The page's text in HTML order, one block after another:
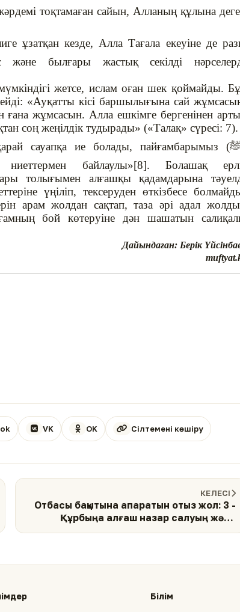
тоқтамаған сайын, Алланың құлына
ұзатқан кезде, Алла Тағала екеуіне де
және былғары жастық секілді
жетсе, ислам оған шек қоймайды.
«Ауқатты кісі баршылығына сай
ғана жұмсасын. Алла ешкімге бергенінен
соң жеңілдік тудырады» («Талақ» сүресі: 7).
сауапқа ие болады, пайғамбарымыз (
байлаулы»[8]. Болашақ
толығымен алғашқы қадамдарына
үңіліп, тексеруден өткізбесе
арам жолдан сақтап, таза әрі адал
бой көтеруіне дән шашатын
Дайындаған: Берік
VK OK Сілтемені көшіру
КЕЛЕСІ
Отбасы бақытына апаратын отыз жол: 3 -
Құрбыңа алғаш назар салуың және
махаббат сезімінің оянуы
Білім